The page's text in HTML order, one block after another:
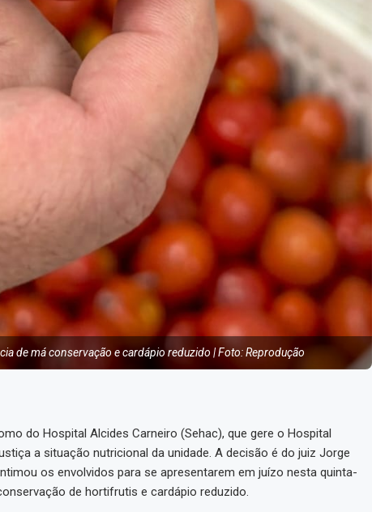
de má conservação e cardápio reduzido | Foto: Reprodução
do Hospital Alcides Carneiro (Sehac), que gere o Hospital
a situação nutricional da unidade. A decisão é do juiz Jorge
os envolvidos para se apresentarem em juízo nesta quinta-
de hortifrutis e cardápio reduzido.